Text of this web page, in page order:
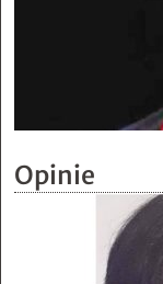
Opinie